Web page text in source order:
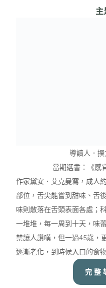
主
導讀人．
當期選書：《感
作家黛安．艾克曼寫，成人
部位，舌尖能嘗到甜味、舌
味則散落在舌頭表面各處；
一堆堆，每一周到十天，味
禁讓人讚嘆，但一過45歲，
逐漸老化，到時候入口的食
完整